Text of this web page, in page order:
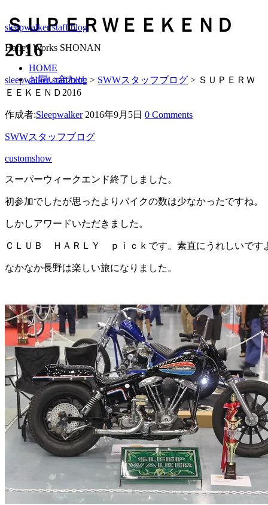
sleepwalker staff blog
Harley Works SHONAN
HOME
お問い合わせ
ＳＵＰＥＲＷＥＥＫＥＮＤ
2016
sleepwalker staff blog > SWWスタッフブログ > ＳＵＰＥＲＷ
ＥＥＫＥＮＤ2016
作成者:Sleepwalker 2016年9月5日 0 Comments
SWWスタッフブログ
customshow
スーパーウィークエンド終了しました。
初参加でしたが思ったよりバイクの数は少なかったですね。
しかしアワードいただきました。
ＣＬＵＢ ＨＡＲＬＹ ｐｉｃｋです。素直にうれしいです
なかなか長野は楽しい旅になりました。